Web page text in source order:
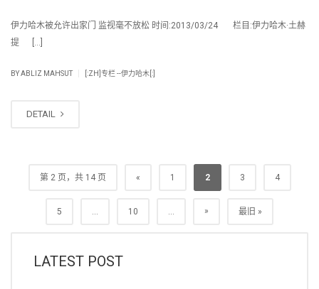
伊力哈木被允许出家门 监视毫不放松 时间:2013/03/24 栏目:伊力哈木·土赫
提 […]
BYABLIZ MAHSUT [:ZH]专栏 --伊力哈木[:]
DETAIL
第 2 页，共 14 页 « 1 2 3 4
5 ... 10 ... » 最旧 »
LATEST POST